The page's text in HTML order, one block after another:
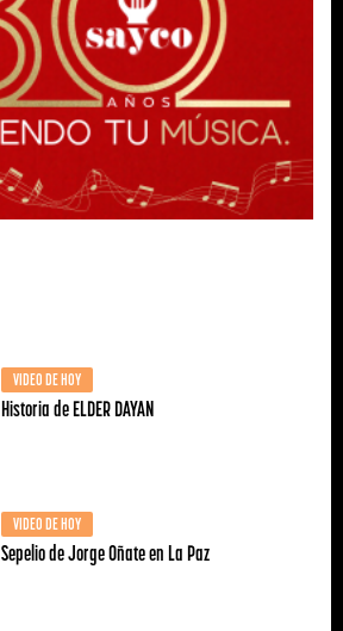
VIDEO DE HOY
Historia de ELDER DAYAN
VIDEO DE HOY
Sepelio de Jorge Oñate en La Paz